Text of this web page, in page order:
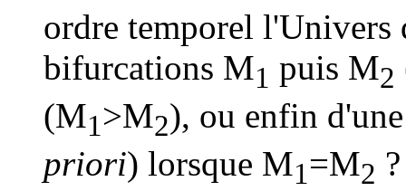
ordre temporel
bifurcations M1 puis M2
(M1>M2), ou enfin
priori) lorsque M1=M2 ?